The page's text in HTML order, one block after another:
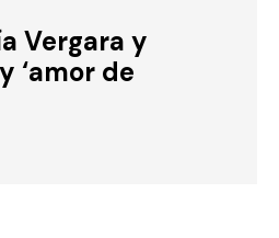
Vergara y
‘amor de